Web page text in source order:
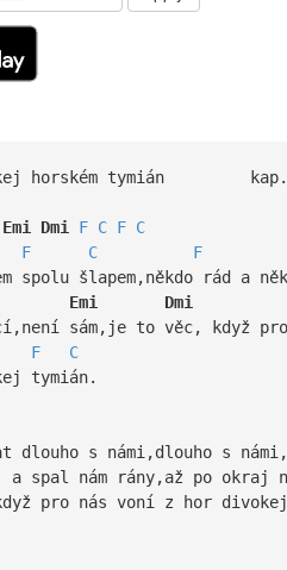
tymián
Emi Dmi F C F C
F C F
šlapem,někdo rád a
Emi Dmi
sám,je to věc, když pro
F
C
tymián.
s námi,dlouho s námi,
nám rány,až po okraj
pro nás voní z hor